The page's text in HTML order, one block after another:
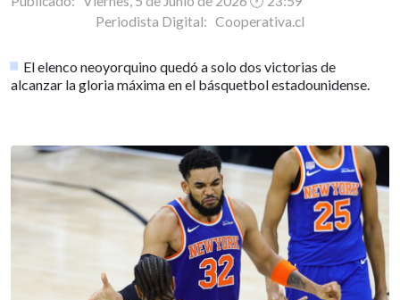
Periodista Digital: Cooperativa.cl
El elenco neoyorquino quedó a solo dos victorias de
alcanzar la gloria máxima en el básquetbol estadounidense.